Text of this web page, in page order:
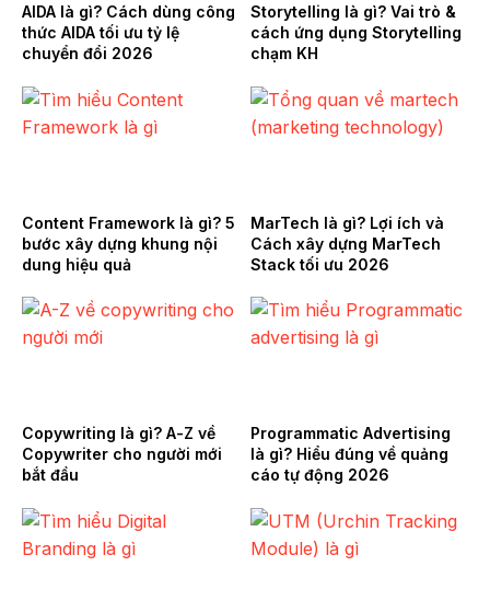
AIDA là gì? Cách dùng công
thức AIDA tối ưu tỷ lệ
chuyển đổi 2026
Storytelling là gì? Vai trò &
cách ứng dụng Storytelling
chạm KH
Content Framework là gì? 5
bước xây dựng khung nội
dung hiệu quả
MarTech là gì? Lợi ích và
Cách xây dựng MarTech
Stack tối ưu 2026
Copywriting là gì? A-Z về
Copywriter cho người mới
bắt đầu
Programmatic Advertising
là gì? Hiểu đúng về quảng
cáo tự động 2026